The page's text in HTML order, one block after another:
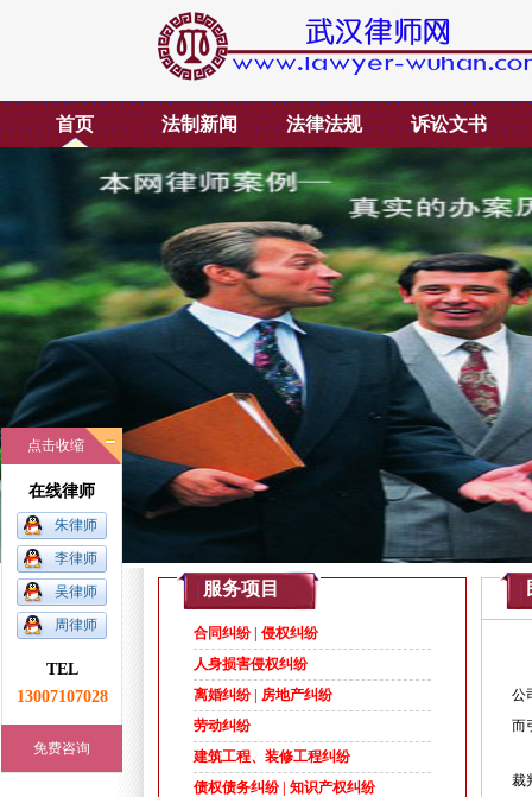
点击收缩
在线律师
朱律师
李律师
吴律师
周律师
TEL
13007107028
免费咨询
首页 法制新闻 法律法规 诉讼文书
2 3 4
服务项目
合同纠纷 | 侵权纠纷
人身损害侵权纠纷
离婚纠纷 | 房地产纠纷
劳动纠纷
建筑工程、装修工程纠纷
债权债务纠纷 | 知识产权纠纷
公
而
裁